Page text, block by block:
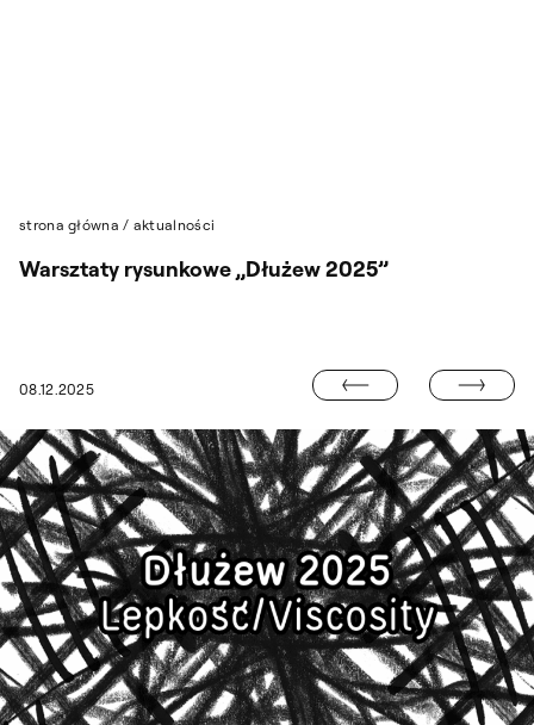
strona główna / aktualności
08.12.2025
Warsztaty rysunkowe „Dłużew 2025”
DLA MAI PADUSIŃSKIEJ I MARIUSZA FILIPOWICZA
OBRONY